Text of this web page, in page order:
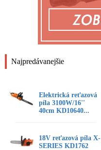
Najpredávanejšie
Elektrická reťazová
píla 3100W/16''
40cm KD10640...
18V reťazová píla X-
SERIES KD1762